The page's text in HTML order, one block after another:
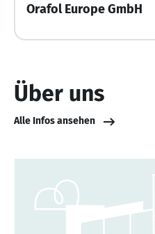
Orafol Europe GmbH
Über uns
Alle Infos ansehen